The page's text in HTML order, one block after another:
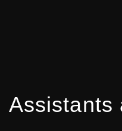
Assistants